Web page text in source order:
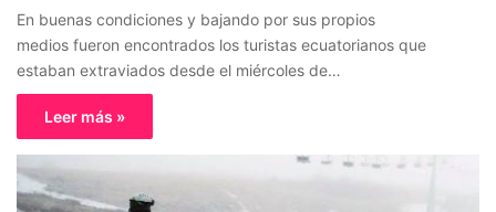
En buenas condiciones y bajando por sus propios
medios fueron encontrados los turistas ecuatorianos que
estaban extraviados desde el miércoles de…
Leer más »